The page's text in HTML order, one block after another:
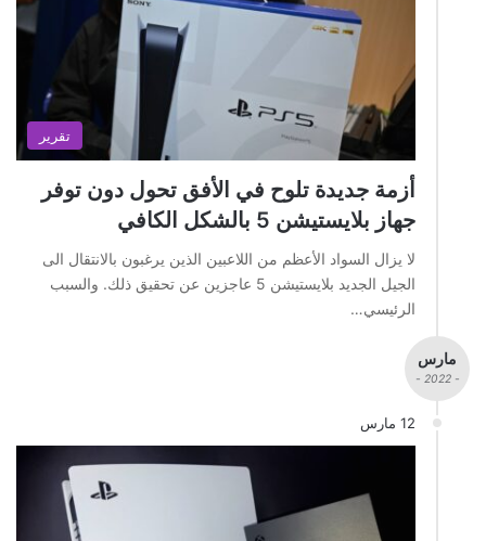
تقرير
أزمة جديدة تلوح في الأفق تحول دون توفر
جهاز بلايستيشن 5 بالشكل الكافي
لا يزال السواد الأعظم من اللاعبين الذين يرغبون بالانتقال الى
الجيل الجديد بلايستيشن 5 عاجزين عن تحقيق ذلك. والسبب
الرئيسي…
مارس
- 2022 -
12 مارس